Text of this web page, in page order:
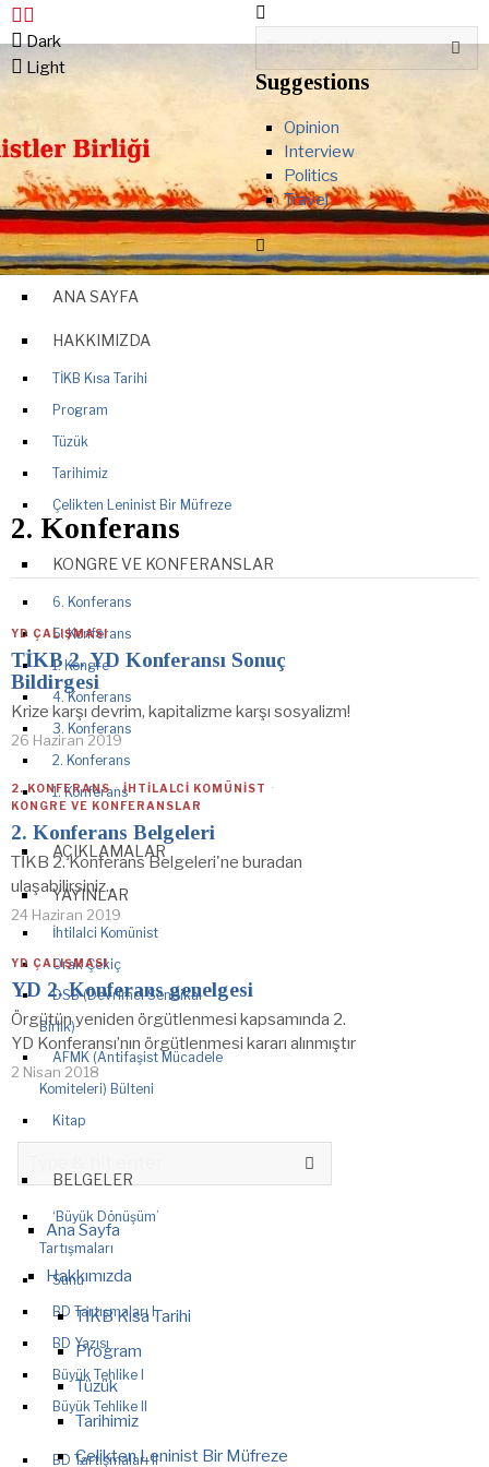
Dark
Light
Suggestions
Opinion
Interview
Politics
Travel
ANA SAYFA
HAKKIMIZDA
TİKB Kısa Tarihi
Program
Tüzük
Tarihimiz
Çelikten Leninist Bir Müfreze
KONGRE VE KONFERANSLAR
6. Konferans
5. Konferans
1. Kongre
4. Konferans
3. Konferans
2. Konferans
1. Konferans
AÇIKLAMALAR
YAYINLAR
İhtilalci Komünist
Orak Çekiç
DSB (Devrimci Sendikal
Birlik)
AFMK (Antifaşist Mücadele
Komiteleri) Bülteni
Kitap
BELGELER
‘Büyük Dönüşüm’
Tartışmaları
Sunu
BD Tartışmaları I
BD Yazısı
Büyük Tehlike I
Büyük Tehlike II
BD Tartışmaları II
2. Konferans
YD ÇALIŞMASI
TİKB 2. YD Konferansı Sonuç
Bildirgesi
Krize karşı devrim, kapitalizme karşı sosyalizm!
26 Haziran 2019
2. KONFERANS · İHTILALCI KOMÜNIST ·
KONGRE VE KONFERANSLAR
2. Konferans Belgeleri
TİKB 2. Konferans Belgeleri'ne buradan
ulaşabilirsiniz..
24 Haziran 2019
YD ÇALIŞMASI
YD 2. Konferans genelgesi
Örgütün yeniden örgütlenmesi kapsamında 2.
YD Konferansı’nın örgütlenmesi kararı alınmıştır
2 Nisan 2018
Ana Sayfa
Hakkımızda
TİKB Kısa Tarihi
Program
Tüzük
Tarihimiz
Çelikten Leninist Bir Müfreze